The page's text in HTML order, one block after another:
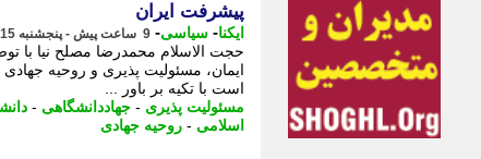
پیشرفت ایران
ایکنا- سیاسی- 9 ساعت پیش - پنجشنبه 15 مرداد 1405، 09:32
حجت الاسلام محمدرضا مصلح نیا با
ایمان، مسئولیت پذیری و روحیه
است با تکیه بر باور ...
مسئولیت پذیری - جهاددانشگاهی -
اسلامی - روحیه جهادی